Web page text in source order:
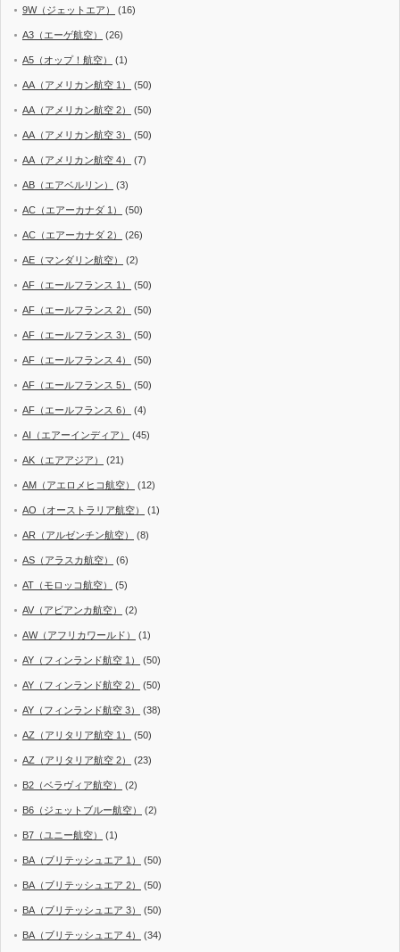
9W（ジェットエア） (16)
A3（エーゲ航空） (26)
A5（オップ！航空） (1)
AA（アメリカン航空 1） (50)
AA（アメリカン航空 2） (50)
AA（アメリカン航空 3） (50)
AA（アメリカン航空 4） (7)
AB（エアベルリン） (3)
AC（エアーカナダ 1） (50)
AC（エアーカナダ 2） (26)
AE（マンダリン航空） (2)
AF（エールフランス 1） (50)
AF（エールフランス 2） (50)
AF（エールフランス 3） (50)
AF（エールフランス 4） (50)
AF（エールフランス 5） (50)
AF（エールフランス 6） (4)
AI（エアーインディア） (45)
AK（エアアジア） (21)
AM（アエロメヒコ航空） (12)
AO（オーストラリア航空） (1)
AR（アルゼンチン航空） (8)
AS（アラスカ航空） (6)
AT（モロッコ航空） (5)
AV（アビアンカ航空） (2)
AW（アフリカワールド） (1)
AY（フィンランド航空 1） (50)
AY（フィンランド航空 2） (50)
AY（フィンランド航空 3） (38)
AZ（アリタリア航空 1） (50)
AZ（アリタリア航空 2） (23)
B2（ベラヴィア航空） (2)
B6（ジェットブルー航空） (2)
B7（ユニー航空） (1)
BA（ブリテッシュエア 1） (50)
BA（ブリテッシュエア 2） (50)
BA（ブリテッシュエア 3） (50)
BA（ブリテッシュエア 4） (34)